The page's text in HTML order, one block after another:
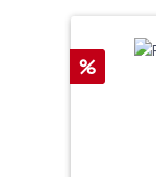
Rabatt
%